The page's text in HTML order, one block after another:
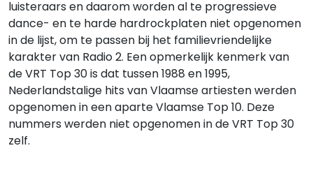
luisteraars en daarom worden al te progressieve
dance- en te harde hardrockplaten niet opgenomen
in de lijst, om te passen bij het familievriendelijke
karakter van Radio 2. Een opmerkelijk kenmerk van
de VRT Top 30 is dat tussen 1988 en 1995,
Nederlandstalige hits van Vlaamse artiesten werden
opgenomen in een aparte Vlaamse Top 10. Deze
nummers werden niet opgenomen in de VRT Top 30
zelf.